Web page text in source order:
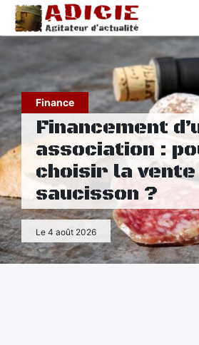
Finance
Financement
association :
choisir la vente
saucisson ?
Le 4 août 2026
Business
Cuisine
Culture
Finance
France
High-Tech
Insolite